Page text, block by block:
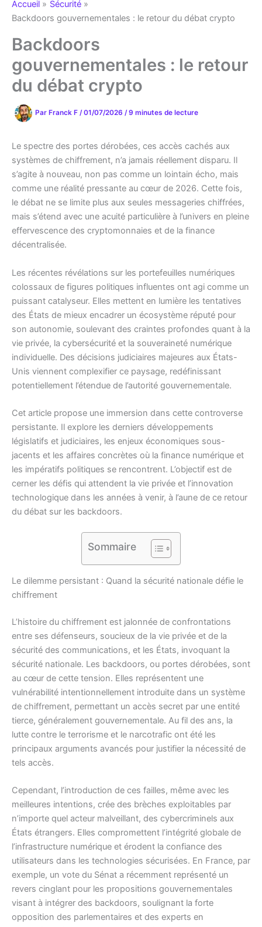
Accueil
Sécurité
Backdoors gouvernementales : le retour du débat crypto
Backdoors
gouvernementales : le retour
du débat crypto
Par Franck F /01/07/2026 /9 minutes de lecture
Le spectre des portes dérobées, ces accès cachés aux
systèmes de chiffrement, n’a jamais réellement disparu. Il
s’agite à nouveau, non pas comme un lointain écho, mais
comme une réalité pressante au cœur de 2026. Cette fois,
le débat ne se limite plus aux seules messageries chiffrées,
mais s’étend avec une acuité particulière à l’univers en pleine
effervescence des cryptomonnaies et de la finance
décentralisée.
Les récentes révélations sur les portefeuilles numériques
colossaux de figures politiques influentes ont agi comme un
puissant catalyseur. Elles mettent en lumière les tentatives
des États de mieux encadrer un écosystème réputé pour
son autonomie, soulevant des craintes profondes quant à la
vie privée, la cybersécurité et la souveraineté numérique
individuelle. Des décisions judiciaires majeures aux États-
Unis viennent complexifier ce paysage, redéfinissant
potentiellement l’étendue de l’autorité gouvernementale.
Cet article propose une immersion dans cette controverse
persistante. Il explore les derniers développements
législatifs et judiciaires, les enjeux économiques sous-
jacents et les affaires concrètes où la finance numérique et
les impératifs politiques se rencontrent. L’objectif est de
cerner les défis qui attendent la vie privée et l’innovation
technologique dans les années à venir, à l’aune de ce retour
du débat sur les backdoors.
Sommaire
Le dilemme persistant : Quand la sécurité nationale défie le
chiffrement
L’histoire du chiffrement est jalonnée de confrontations
entre ses défenseurs, soucieux de la vie privée et de la
sécurité des communications, et les États, invoquant la
sécurité nationale. Les backdoors, ou portes dérobées, sont
au cœur de cette tension. Elles représentent une
vulnérabilité intentionnellement introduite dans un système
de chiffrement, permettant un accès secret par une entité
tierce, généralement gouvernementale. Au fil des ans, la
lutte contre le terrorisme et le narcotrafic ont été les
principaux arguments avancés pour justifier la nécessité de
tels accès.
Cependant, l’introduction de ces failles, même avec les
meilleures intentions, crée des brèches exploitables par
n’importe quel acteur malveillant, des cybercriminels aux
États étrangers. Elles compromettent l’intégrité globale de
l’infrastructure numérique et érodent la confiance des
utilisateurs dans les technologies sécurisées. En France, par
exemple, un vote du Sénat a récemment représenté un
revers cinglant pour les propositions gouvernementales
visant à intégrer des backdoors, soulignant la forte
opposition des parlementaires et des experts en